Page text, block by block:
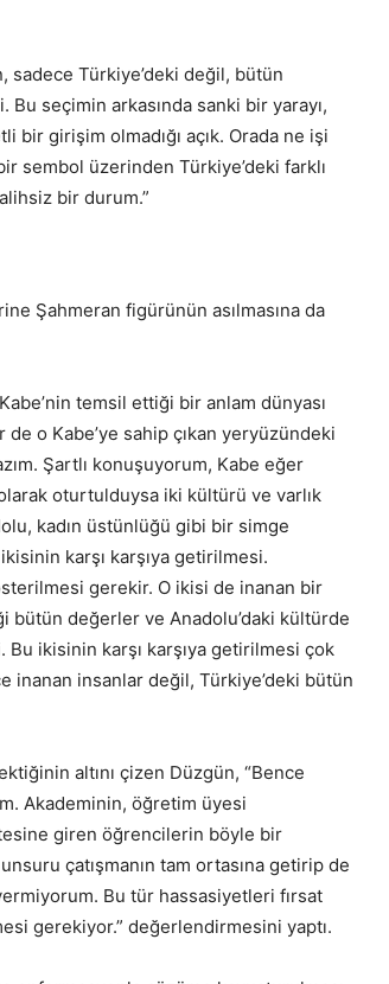
sadece Türkiye’deki değil, bütün
seçimin arkasında sanki bir yarayı,
bir girişim olmadığı açık. Orada ne işi
sembol üzerinden Türkiye’deki farklı
bir durum.”
Şahmeran figürünün asılmasına da
temsil ettiği bir anlam dünyası
o Kabe’ye sahip çıkan yeryüzündeki
Şartlı konuşuyorum, Kabe eğer
oturtulduysa iki kültürü ve varlık
kadın üstünlüğü gibi bir simge
karşı karşıya getirilmesi.
gerekir. O ikisi de inanan bir
bütün değerler ve Anadolu’daki kültürde
Bu ikisinin karşı karşıya getirilmesi çok
inanan insanlar değil, Türkiye’deki bütün
altını çizen Düzgün, “Bence
Akademinin, öğretim üyesi
giren öğrencilerin böyle bir
çatışmanın tam ortasına getirip de
Bu tür hassasiyetleri fırsat
gerekiyor.” değerlendirmesini yaptı.